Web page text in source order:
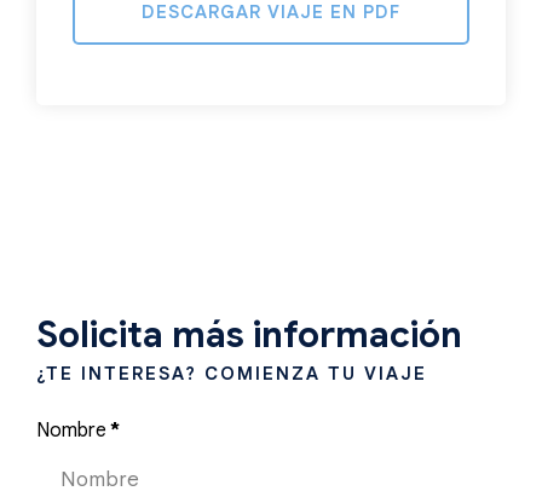
DESCARGAR VIAJE EN PDF
Solicita más información
¿TE INTERESA? COMIENZA TU VIAJE
Nombre *